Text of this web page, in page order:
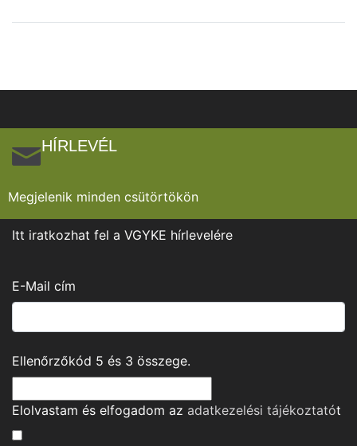
HÍRLEVÉL
Megjelenik minden csütörtökön
Itt iratkozhat fel a VGYKE hírlevelére
E-Mail cím
Ellenőrzőkód 5 és 3 összege.
Elolvastam és elfogadom az adatkezelési tájékoztatót